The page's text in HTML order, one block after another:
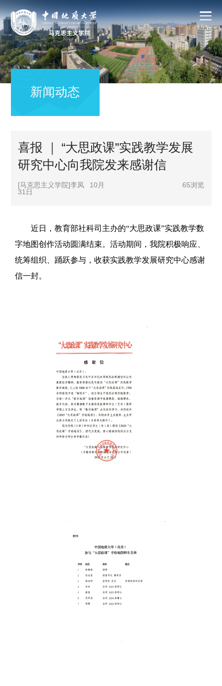
新闻动态
喜报 ｜ “大思政课”实践教学发展
研究中心向我院发来感谢信
[马克思主义学院]李凤
10月
31日
65浏览
近日，教育部社科司主办的“大思政课”实践教学数
字地图创作活动圆满结束。活动期间，我院积极响应、
统筹组织、踊跃参与，收获实践教学发展研究中心感谢
信一封。